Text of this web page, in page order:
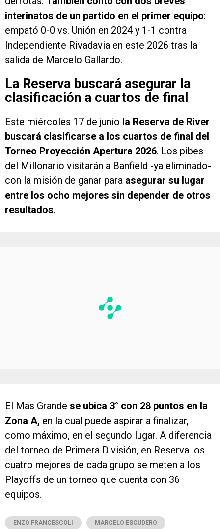
interinatos de un partido en el primer equipo:
empató 0-0 vs. Unión en 2024 y 1-1 contra
Independiente Rivadavia en este 2026 tras la
salida de Marcelo Gallardo.
La Reserva buscará asegurar la
clasificación a cuartos de final
Este miércoles 17 de junio la Reserva de River
buscará clasificarse a los cuartos de final del
Torneo Proyección Apertura 2026. Los pibes
del Millonario visitarán a Banfield -ya eliminado-
con la misión de ganar para asegurar su lugar
entre los ocho mejores sin depender de otros
resultados.
El Más Grande se ubica 3° con 28 puntos en la
Zona A, en la cual puede aspirar a finalizar,
como máximo, en el segundo lugar. A diferencia
del torneo de Primera División, en Reserva los
cuatro mejores de cada grupo se meten a los
Playoffs de un torneo que cuenta con 36
equipos.
ENZO FRANCESCOLI MARCELO ESCUDERO